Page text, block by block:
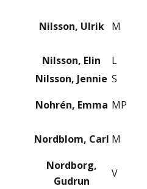
Nilsson, Ulrik M
Nilsson, Elin L
Nilsson, Jennie S
Nohrén, Emma MP
Nordblom, Carl M
Nordborg,
Gudrun
V